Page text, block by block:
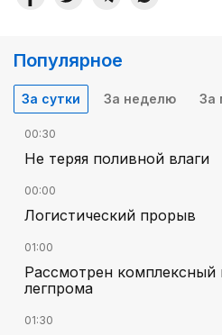
Популярное
За сутки За неделю За
00:30
Не теряя поливной влаги
00:00
Логистический прорыв
01:00
Рассмотрен комплексный
легпрома
01:30